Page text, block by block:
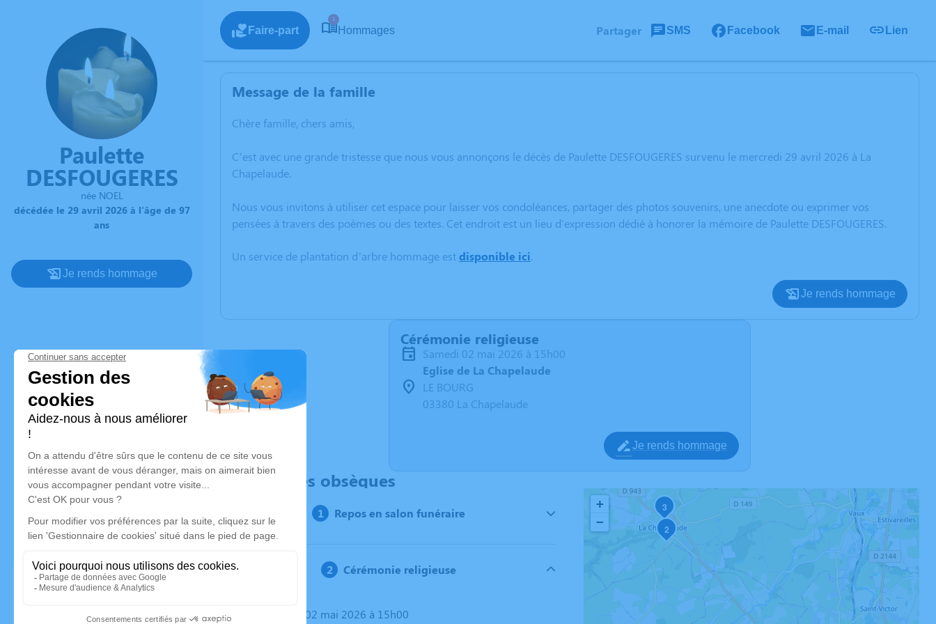
Paulette
DESFOUGERES
née NOEL
décédée le 29 avril 2026 à l'âge de 97
ans
Je rends hommage
Faire-part
1
Hommages Partager SMS Facebook E-mail Lien
Message de la famille
Chère famille, chers amis,
C’est avec une grande tristesse que nous vous annonçons le décès de Paulette DESFOUGERES survenu le mercredi 29 avril 2026 à La
Chapelaude.
Nous vous invitons à utiliser cet espace pour laisser vos condoléances, partager des photos souvenirs, une anecdote ou exprimer vos
pensées à travers des poèmes ou des textes. Cet endroit est un lieu d'expression dédié à honorer la mémoire de Paulette DESFOUGERES.
Un service de plantation d’arbre hommage estdisponible ici.
Je rends hommage
Cérémonie religieuse
samedi 02 mai 2026 à 15h00
Eglise de La Chapelaude
LE BOURG
03380 La Chapelaude
Je rends hommage
Déroulé des obsèques
Repos en salon funéraire
Cérémonie religieuse
Le samedi 02 mai 2026 à 15h00
2
3
+
−